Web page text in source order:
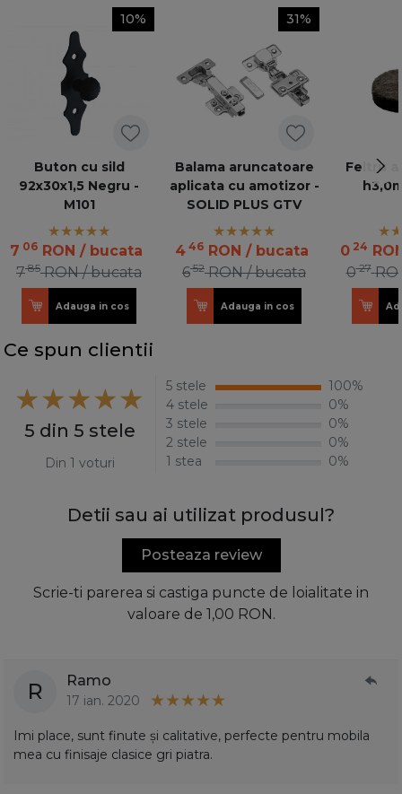
10%
Buton cu sild
92x30x1,5 Negru -
M101
7 06 RON / bucata
785 RON / bucata
Adauga in cos
31%
Balama aruncatoare
aplicata cu amotizor -
SOLID PLUS GTV
4 46 RON / bucata
652 RON / bucata
Adauga in cos
Feltru
0 24
027
Ce spun clientii
5 din 5 stele
Din 1 voturi
5 stele
100%
4 stele
0%
3 stele
0%
2 stele
0%
1 stea
0%
Detii sau ai utilizat produsul?
Posteaza review
Scrie-ti parerea si castiga puncte de loialitate in
valoare de 1,00 RON.
R Ramo
17 ian. 2020
Imi place, sunt finute și calitative, perfecte pentru mobila
mea cu finisaje clasice gri piatra.